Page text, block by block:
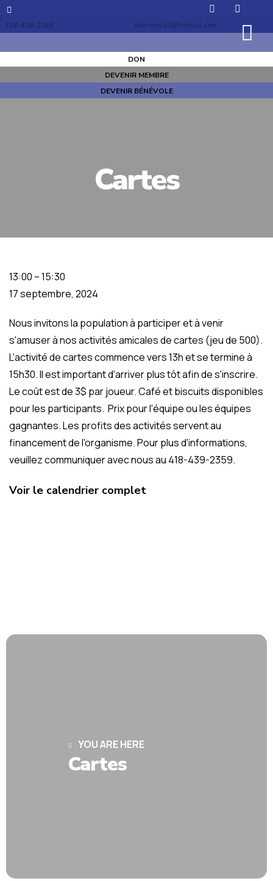
418-439-2359 domremy60@hotmail.com
DON
DEVENIR MEMBRE
DEVENIR BÉNÉVOLE
Cartes
13:00 –15:30
17 septembre, 2024
Nous invitons la population à participer et à venir
s'amuser à nos activités amicales de cartes (jeu de 500).
L'activité de cartes commence vers 13h et se termine à
15h30. Il est important d'arriver plus tôt afin de s'inscrire.
Le coût est de 3$ par joueur. Café et biscuits disponibles
pour les participants. Prix pour l'équipe ou les équipes
gagnantes. Les profits des activités servent au
financement de l'organisme. Pour plus d'informations,
veuillez communiquer avec nous au 418-439-2359.
Voir le calendrier complet
YOU ARE HERE
Cartes